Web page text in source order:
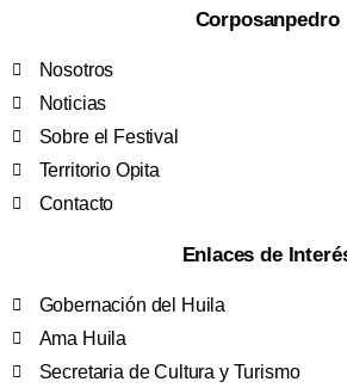
Corposanpedro
Nosotros
Noticias
Sobre el Festival
Territorio Opita
Contacto
Enlaces de
Gobernación del Huila
Ama Huila
Secretaria de Cultura y Turismo